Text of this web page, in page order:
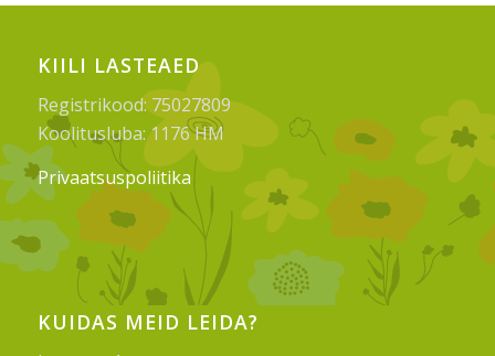
KIILI LASTEAED
Registrikood: 75027809
Koolitusluba: 1176 HM
Privaatsuspoliitika
KUIDAS MEID LEIDA?